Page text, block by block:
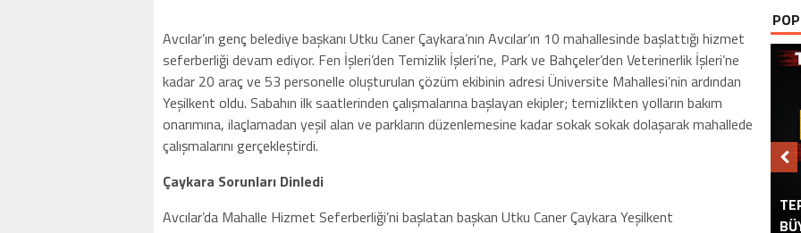
Avcılar’ın genç belediye başkanı Utku Caner Çaykara’nın Avcılar’ın 10 mahallesinde başlattığı hizmet
seferberliği devam ediyor. Fen İşleri’den Temizlik İşleri’ne, Park ve Bahçeler’den Veterinerlik İşleri’ne
kadar 20 araç ve 53 personelle oluşturulan çözüm ekibinin adresi Üniversite Mahallesi’nin ardından
Yeşilkent oldu. Sabahın ilk saatlerinden çalışmalarına başlayan ekipler; temizlikten yolların bakım
onarımına, ilaçlamadan yeşil alan ve parkların düzenlemesine kadar sokak sokak dolaşarak mahallede
çalışmalarını gerçekleştirdi.
Çaykara Sorunları Dinledi
Avcılar’da Mahalle Hizmet Seferberliği’ni başlatan başkan Utku Caner Çaykara Yeşilkent